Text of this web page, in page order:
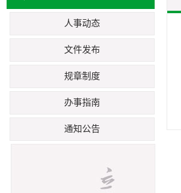
人事动态
文件发布
规章制度
办事指南
通知公告